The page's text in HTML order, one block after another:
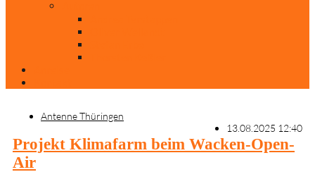
Antenne Thüringen
13.08.2025 12:40
Projekt Klimafarm beim Wacken-Open-
Air